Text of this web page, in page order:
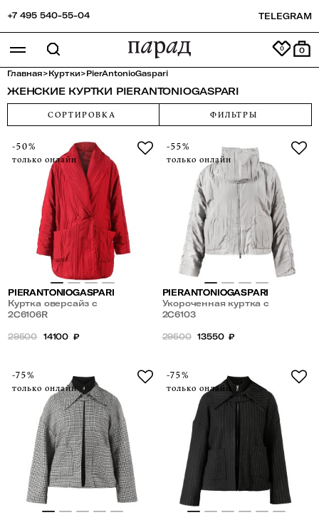
+7 495 540-55-04 TELEGRAM
0
Главная>Куртки>PierAntonioGaspari
ЖЕНСКИЕ КУРТКИ PIERANTONIOGASPARI
СОРТИРОВКА ФИЛЬТРЫ
-50%
только онлайн
PIERANTONIOGASPARI
Куртка оверсайз с
накладными карманами
2С6106R
29500 14100 ₽
-55%
только онлайн
PIERANTONIOGASPARI
Укороченная куртка с
высоким воротником
2С6103
29500 13550 ₽
-75%
только онлайн
-75%
только онлайн